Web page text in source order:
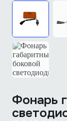
Фонарь